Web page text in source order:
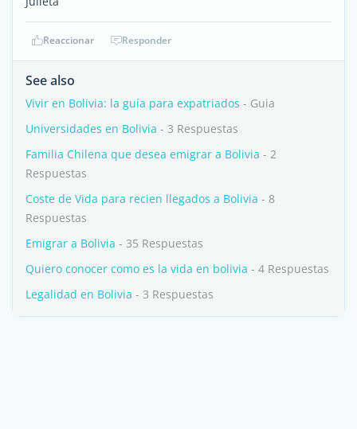
Reaccionar Responder
See also
Vivir en Bolivia: la guía para expatriados - Guia
Universidades en Bolivia - 3 Respuestas
Familia Chilena que desea emigrar a Bolivia - 2
Respuestas
Coste de Vida para recien llegados a Bolivia - 8
Respuestas
Emigrar a Bolivia - 35 Respuestas
Quiero conocer como es la vida en bolivia - 4 Respuestas
Legalidad en Bolivia - 3 Respuestas